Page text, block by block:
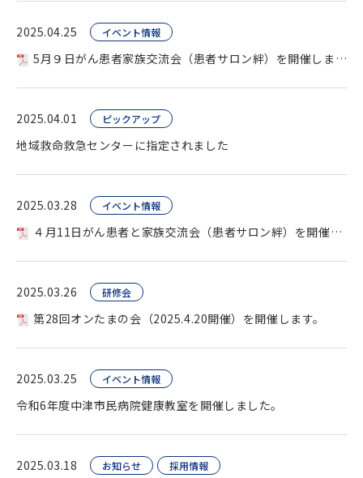
2025.04.25 イベント情報
5月９日がん患者家族交流会（患者サロン絆）を開催します。
2025.04.01 ピックアップ
地域救命救急センターに指定されました
2025.03.28 イベント情報
４月11日がん患者と家族交流会（患者サロン絆）を開催します。
2025.03.26 研修会
第28回オンたまの会（2025.4.20開催）を開催します。
2025.03.25 イベント情報
令和6年度中津市民病院健康教室を開催しました。
2025.03.18 お知らせ 採用情報